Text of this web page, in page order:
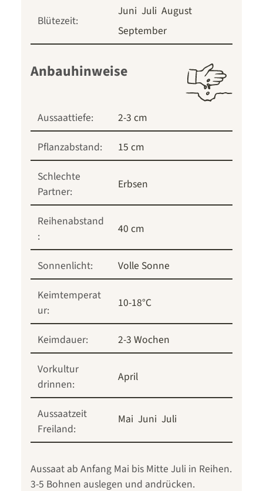
Blütezeit:
Juni Juli August
September
Anbauhinweise
Aussaattiefe:
2-3 cm
Pflanzabstand:
15 cm
Schlechte
Partner:
Erbsen
Reihenabstand
:
40 cm
Sonnenlicht:
Volle Sonne
Keimtemperat
ur:
10-18°C
Keimdauer:
2-3 Wochen
Vorkultur
drinnen:
April
Aussaatzeit
Freiland:
Mai Juni Juli
Aussaat ab Anfang Mai bis Mitte Juli in Reihen.
3-5 Bohnen auslegen und andrücken.